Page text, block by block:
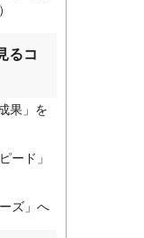
るコ
果」を
ード」
ズ」へ